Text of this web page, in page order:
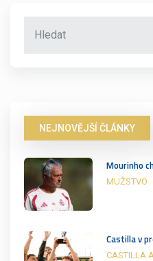
NEJNOVĚJŠÍ ČLÁNKY
Mourinho
MUŽSTVO
Castilla v
CASTILLA